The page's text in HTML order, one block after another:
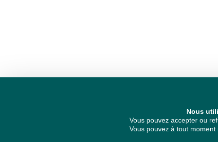
Nous
Vous pouvez accepter ou
Vous pouvez à tout